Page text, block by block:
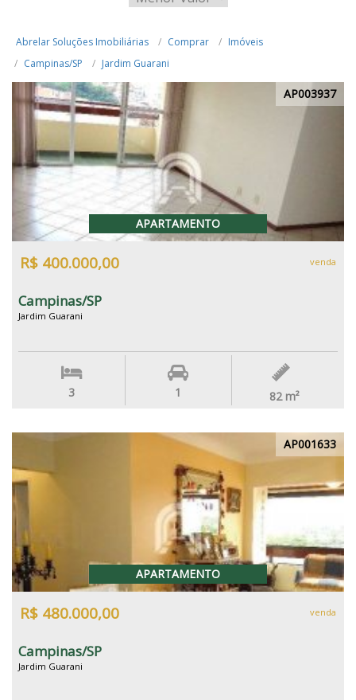
Abrelar Soluções Imobiliárias Comprar
Imóveis
Campinas/SP
Jardim Guarani
AP003937
APARTAMENTO
R$ 400.000,00 venda
Campinas/SP
Jardim Guarani
3 1 82 m²
AP001633
APARTAMENTO
R$ 480.000,00 venda
Campinas/SP
Jardim Guarani